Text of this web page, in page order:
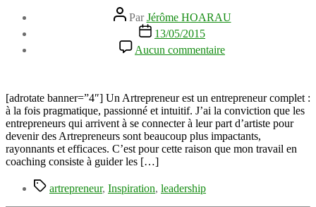
Auteur
de
l’article
ParJérôme HOARAU
Date
l’article
13/05/2015
Aucun commentaire
5
pour
les
entrepreneurs
et
devenir
[adrotate banner=”4″] Un Artrepreneur est un entrepreneur complet :
à la fois pragmatique, passionné et intuitif. J’ai la conviction que les
entrepreneurs qui arrivent à se connecter à leur part d’artiste pour
devenir des Artrepreneurs sont beaucoup plus impactants,
rayonnants et efficaces. C’est pour cette raison que mon travail en
coaching consiste à guider les […]
Étiquettes
artrepreneur, Inspiration, leadership